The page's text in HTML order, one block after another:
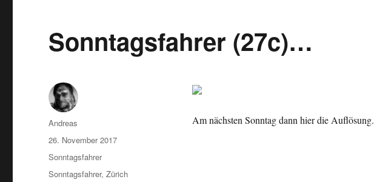
Sonntagsfahrer (27c)…
Am nächsten Sonntag dann hier die Auflösung.
Autor
Andreas
Veröffentlicht
am
26. November 2017
Kategorien
Sonntagsfahrer
Schlagwörter
Sonntagsfahrer,Zürich